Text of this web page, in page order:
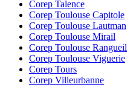
Corep Talence
Corep Toulouse Capitole
Corep Toulouse Lautman
Corep Toulouse Mirail
Corep Toulouse Rangueil
Corep Toulouse Viguerie
Corep Tours
Corep Villeurbanne